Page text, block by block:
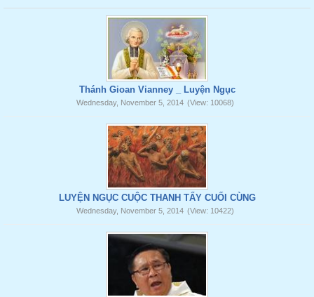
Thánh Gioan Vianney _ Luyện Ngục
Wednesday, November 5, 2014 (View: 10068)
LUYỆN NGỤC CUỘC THANH TẨY CUỐI CÙNG
Wednesday, November 5, 2014 (View: 10422)